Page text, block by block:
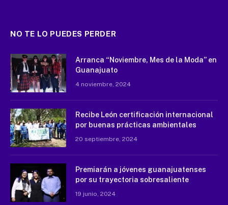
NO TE LO PUEDES PERDER
Arranca “Noviembre, Mes de la Moda” en
Guanajuato
4 noviembre, 2024
Recibe León certificación internacional
por buenas prácticas ambientales
20 septiembre, 2024
Premiarán a jóvenes guanajuatenses
por su trayectoria sobresaliente
19 junio, 2024